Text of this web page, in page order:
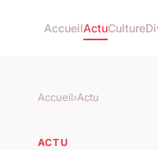
AccueilActuCulture
Accueil›Actu
ACTU